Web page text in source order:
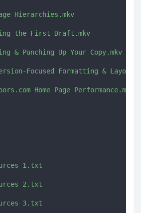
Hierarchies.mkv
the First Draft.mkv
& Punching Up Your Copy.mkv
Focused Formatting &
Home Page Performance.mkv
1.txt
2.txt
3.txt